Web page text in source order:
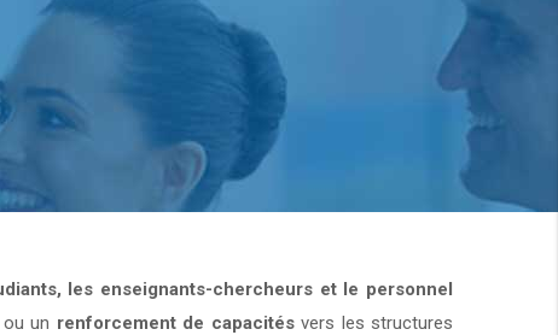
les enseignants-chercheurs et le personnel
ou un renforcement de capacitésvers les structures